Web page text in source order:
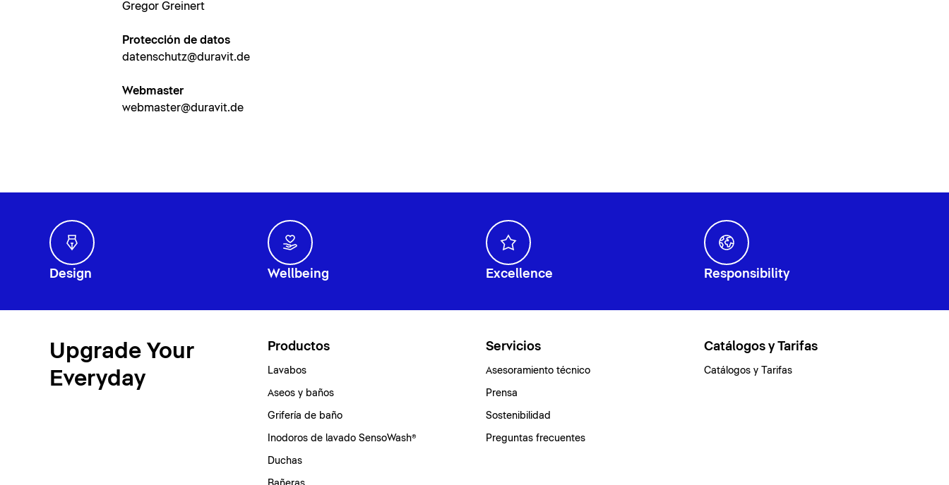
Gregor Greinert
Protección de datos
datenschutz@duravit.de
Webmaster
webmaster@duravit.de
Design Wellbeing Excellence Responsibility
Upgrade Your
Everyday
Productos
Lavabos
Aseos y baños
Grifería de baño
Inodoros de lavado SensoWash®
Duchas
Servicios
Asesoramiento técnico
Prensa
Sostenibilidad
Preguntas frecuentes
Catálogos y Tarifas
Catálogos y Tarifas